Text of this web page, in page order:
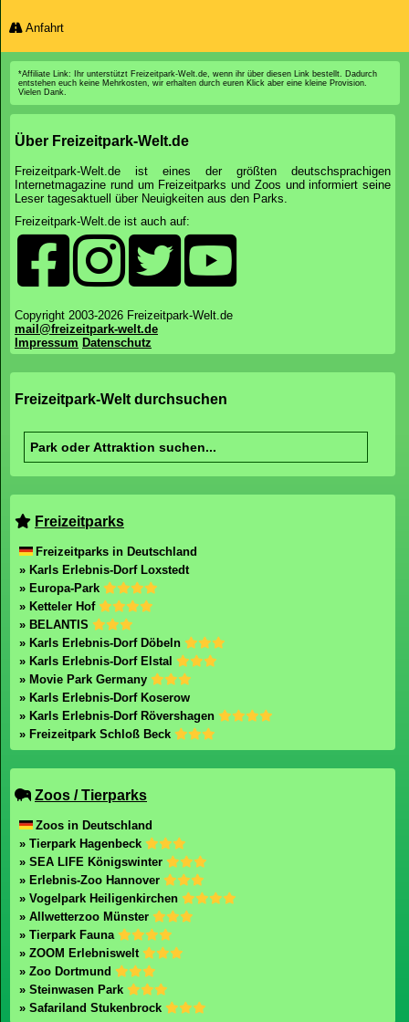
Anfahrt
*Affiliate Link: Ihr unterstützt Freizeitpark-Welt.de, wenn ihr über diesen Link bestellt. Dadurch
entstehen euch keine Mehrkosten, wir erhalten durch euren Klick aber eine kleine Provision.
Vielen Dank.
Über Freizeitpark-Welt.de
Freizeitpark-Welt.de ist eines der größten deutschsprachigen
Internetmagazine rund um Freizeitparks und Zoos und informiert seine
Leser tagesaktuell über Neuigkeiten aus den Parks.
Freizeitpark-Welt.de ist auch auf:
Copyright 2003-2026 Freizeitpark-Welt.de
mail@freizeitpark-welt.de
Impressum Datenschutz
Freizeitpark-Welt durchsuchen
Freizeitparks
Freizeitparks in Deutschland
» Karls Erlebnis-Dorf Loxstedt
» Europa-Park
» Ketteler Hof
» BELANTIS
» Karls Erlebnis-Dorf Döbeln
» Karls Erlebnis-Dorf Elstal
» Movie Park Germany
» Karls Erlebnis-Dorf Koserow
» Karls Erlebnis-Dorf Rövershagen
» Freizeitpark Schloß Beck
Zoos / Tierparks
Zoos in Deutschland
» Tierpark Hagenbeck
» SEA LIFE Königswinter
» Erlebnis-Zoo Hannover
» Vogelpark Heiligenkirchen
» Allwetterzoo Münster
» Tierpark Fauna
» ZOOM Erlebniswelt
» Zoo Dortmund
» Steinwasen Park
» Safariland Stukenbrock